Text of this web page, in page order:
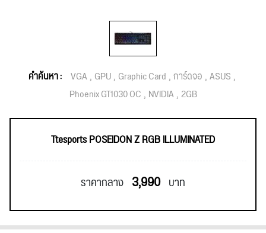
คำค้นหา : VGA GPU Graphic Card การ์ดจอ ASUS
Phoenix GT1030 OC NVIDIA 2GB
Ttesports POSEIDON Z RGB ILLUMINATED
ราคากลาง 3,990 บาท